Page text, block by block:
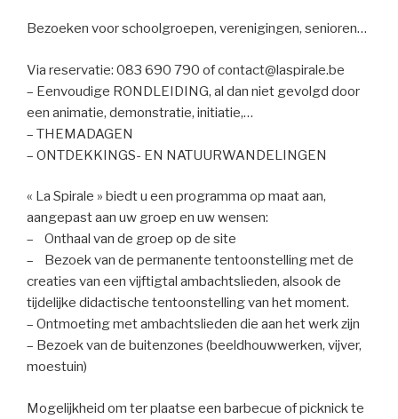
Bezoeken voor schoolgroepen, verenigingen, senioren…
Via reservatie: 083 690 790 of contact@laspirale.be
– Eenvoudige RONDLEIDING, al dan niet gevolgd door
een animatie, demonstratie, initiatie,…
– THEMADAGEN
– ONTDEKKINGS- EN NATUURWANDELINGEN
« La Spirale » biedt u een programma op maat aan,
aangepast aan uw groep en uw wensen:
– Onthaal van de groep op de site
– Bezoek van de permanente tentoonstelling met de
creaties van een vijftigtal ambachtslieden, alsook de
tijdelijke didactische tentoonstelling van het moment.
– Ontmoeting met ambachtslieden die aan het werk zijn
– Bezoek van de buitenzones (beeldhouwwerken, vijver,
moestuin)
Mogelijkheid om ter plaatse een barbecue of picknick te